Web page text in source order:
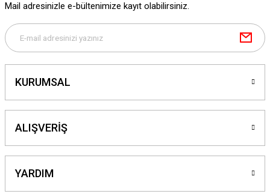
Mail adresinizle e-bültenimize kayıt olabilirsiniz.
KURUMSAL
ALIŞVERİŞ
YARDIM